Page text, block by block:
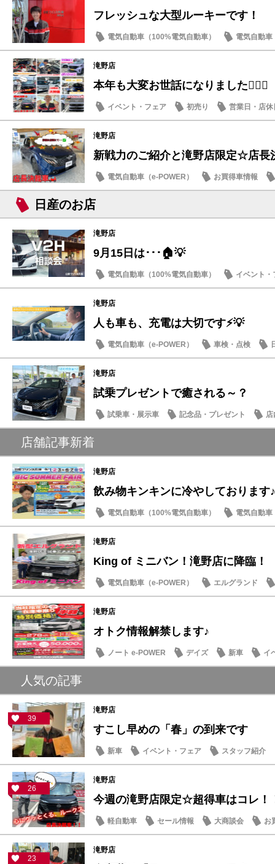
フレッシュな大型ルーキーです！
電気自動車（100%電気自動車）
電気自動車
ご挨拶
スタッフ紹介
滝野店
本年も大変お世話になりました🙇🏻‍♀️
イベント・フェア 初売り 営業日・店休
滝野店
新戦力のご紹介と滝野店限定☆店長
電気自動車（e-POWER）
お買得車情報
オーラ
日産のお店
滝野店
9月15日は･･･🏠💡
電気自動車（100%電気自動車）
イベント・
店内イベント
日産のお店
滝野店
人も車も、充電は大切です⚡💡
電気自動車（e-POWER） 車検・点検
話題の情報
滝野店
試乗プレゼントで癒される～？
試乗車・展示車 記念品・プレゼント 店
店舗記事新着
滝野店
飲み物キンキンに冷やしております♪
電気自動車（100%電気自動車）
電気自動車
新車
イベント・フェア
滝野店
King of ミニバン！滝野店に降臨！
電気自動車（e-POWER） エルグランド
滝野店
オトク情報解禁します♪
ノート e-POWER デイズ 新車 イ
人気の記事
39
滝野店
すこし早めの「春」の到来です
新車 イベント・フェア スタッフ紹介
26
滝野店
今週の滝野店限定☆超得車はコレ！
軽自動車 セール情報 大商談会 お
23
滝野店